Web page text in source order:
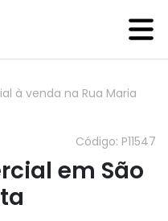
à venda na Rua Maria
Código: P11547
em São